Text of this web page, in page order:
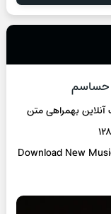
حساسم
آنلاینبهمراهی متن
Download New